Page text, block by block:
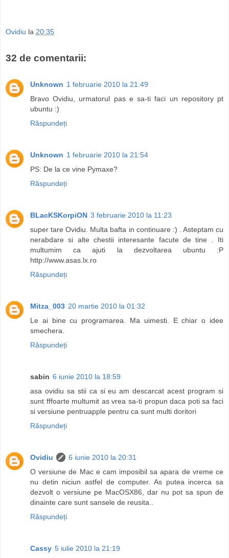
Ovidiu la 20:35
32 de comentarii:
Unknown 1 februarie 2010 la 21:49
Bravo Ovidiu, urmatorul pas e sa-ti faci un repository pt
ubuntu :)
Răspundeți
Unknown 1 februarie 2010 la 21:54
PS: De la ce vine Pymaxe?
Răspundeți
BLacKSKorpiON 3 februarie 2010 la 11:23
super tare Ovidiu. Multa bafta in continuare :) . Asteptam cu
nerabdare si alte chestii interesante facute de tine . Iti
multumim ca ajuti la dezvoltarea ubuntu :P
http://www.asas.lx.ro
Răspundeți
Mitza_003 20 martie 2010 la 01:32
Le ai bine cu programarea. Ma uimesti. E chiar o idee
smechera.
Răspundeți
sabin 6 iunie 2010 la 18:59
asa ovidiu sa stii ca si eu am descarcat acest program si
sunt fffoarte multumit as vrea sa-ti propun daca poti sa faci
si versiune pentruapple pentru ca sunt multi doritori
Răspundeți
Ovidiu
6 iunie 2010 la 20:31
O versiune de Mac e cam imposibil sa apara de vreme ce
nu detin niciun astfel de computer. As putea incerca sa
dezvolt o versiune pe MacOSX86, dar nu pot sa spun de
dinainte care sunt sansele de reusita..
Răspundeți
Cassy 5 iulie 2010 la 21:19